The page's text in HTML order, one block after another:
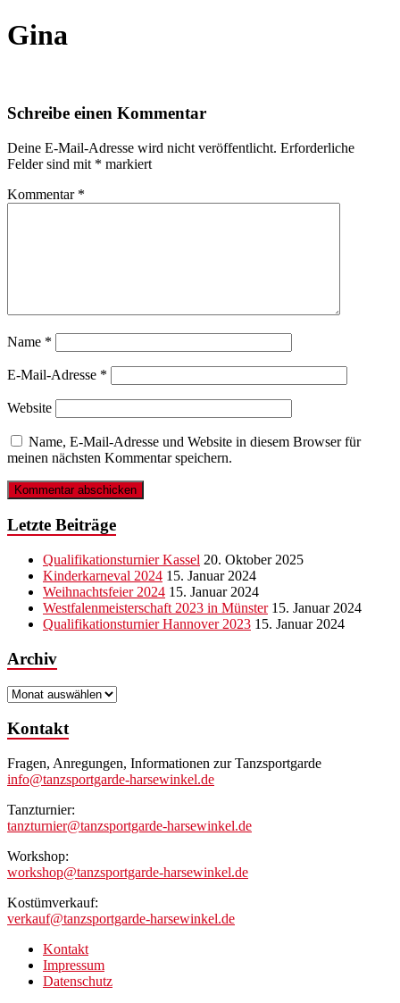
Gina
Schreibe einen Kommentar
Deine E-Mail-Adresse wird nicht veröffentlicht. Erforderliche
Felder sind mit * markiert
Kommentar *
Name *
E-Mail-Adresse *
Website
Name, E-Mail-Adresse und Website in diesem Browser für
meinen nächsten Kommentar speichern.
Letzte Beiträge
Qualifikationsturnier Kassel 20. Oktober 2025
Kinderkarneval 2024 15. Januar 2024
Weihnachtsfeier 2024 15. Januar 2024
Westfalenmeisterschaft 2023 in Münster 15. Januar 2024
Qualifikationsturnier Hannover 2023 15. Januar 2024
Archiv
Archiv
Kontakt
Fragen, Anregungen, Informationen zur Tanzsportgarde
info@tanzsportgarde-harsewinkel.de
Tanzturnier:
tanzturnier@tanzsportgarde-harsewinkel.de
Workshop:
workshop@tanzsportgarde-harsewinkel.de
Kostümverkauf:
verkauf@tanzsportgarde-harsewinkel.de
Kontakt
Impressum
Datenschutz